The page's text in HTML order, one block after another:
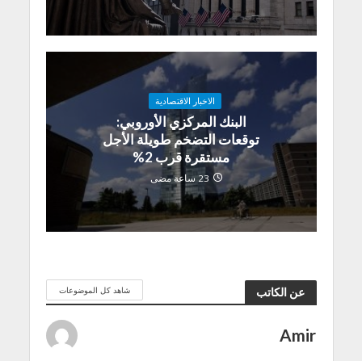
الاخبار الاقتصادية
البنك المركزي الأوروبي:
توقعات التضخم طويلة الأجل
مستقرة قرب 2%
23 ساعة مضى
عن الكاتب شاهد كل الموضوعات
Amir